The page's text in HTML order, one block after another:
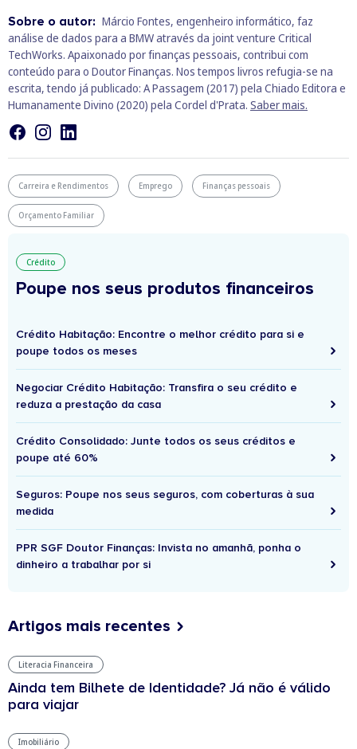
Sobre o autor: Márcio Fontes, engenheiro informático, faz
análise de dados para a BMW através da joint venture Critical
TechWorks. Apaixonado por finanças pessoais, contribui com
conteúdo para o Doutor Finanças. Nos tempos livros refugia-se na
escrita, tendo já publicado: A Passagem (2017) pela Chiado Editora e
Humanamente Divino (2020) pela Cordel d'Prata. Saber mais.
Carreira e Rendimentos Emprego Finanças pessoais
Orçamento Familiar
Crédito
Poupe nos seus produtos financeiros
Crédito Habitação: Encontre o melhor crédito para si e
poupe todos os meses
Negociar Crédito Habitação: Transfira o seu crédito e
reduza a prestação da casa
Crédito Consolidado: Junte todos os seus créditos e
poupe até 60%
Seguros: Poupe nos seus seguros, com coberturas à sua
medida
PPR SGF Doutor Finanças: Invista no amanhã, ponha o
dinheiro a trabalhar por si
Artigos mais recentes
Literacia Financeira
Ainda tem Bilhete de Identidade? Já não é válido
para viajar
Imobiliário